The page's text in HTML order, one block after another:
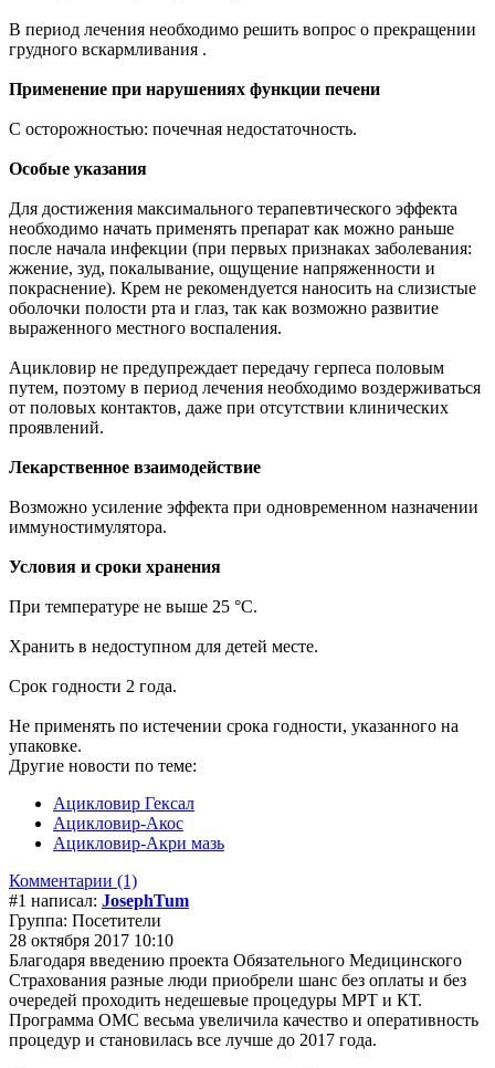
В период лечения необходимо решить вопрос о прекращении
грудного вскармливания .
Применение при нарушениях функции печени
С осторожностью: почечная недостаточность.
Особые указания
Для достижения максимального терапевтического эффекта
необходимо начать применять препарат как можно раньше
после начала инфекции (при первых признаках заболевания:
жжение, зуд, покалывание, ощущение напряженности и
покраснение). Крем не рекомендуется наносить на слизистые
оболочки полости рта и глаз, так как возможно развитие
выраженного местного воспаления.
Ацикловир не предупреждает передачу герпеса половым
путем, поэтому в период лечения необходимо воздерживаться
от половых контактов, даже при отсутствии клинических
проявлений.
Лекарственное взаимодействие
Возможно усиление эффекта при одновременном назначении
иммуностимулятора.
Условия и сроки хранения
При температуре не выше 25 °С.
Хранить в недоступном для детей месте.
Срок годности 2 года.
Не применять по истечении срока годности, указанного на
упаковке.
Другие новости по теме:
Ацикловир Гексал
Ацикловир-Акос
Ацикловир-Акри мазь
Комментарии (1)
#1 написал: JosephTum
Группа: Посетители
28 октября 2017 10:10
Благодаря введению проекта Обязательного Медицинского
Страхования разные люди приобрели шанс без оплаты и без
очередей проходить недешевые процедуры МРТ и КТ.
Программа ОМС весьма увеличила качество и оперативность
процедур и становилась все лучше до 2017 года.